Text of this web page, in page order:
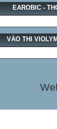
EAROBIC -
VÀO THI